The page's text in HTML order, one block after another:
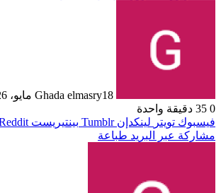
Ghada elmasry18 مايو، 2026
0
دقيقة واحدة
فيسبوك تويتر لينكدإن بينتيريست
مشاركة عبر البريد طباعة